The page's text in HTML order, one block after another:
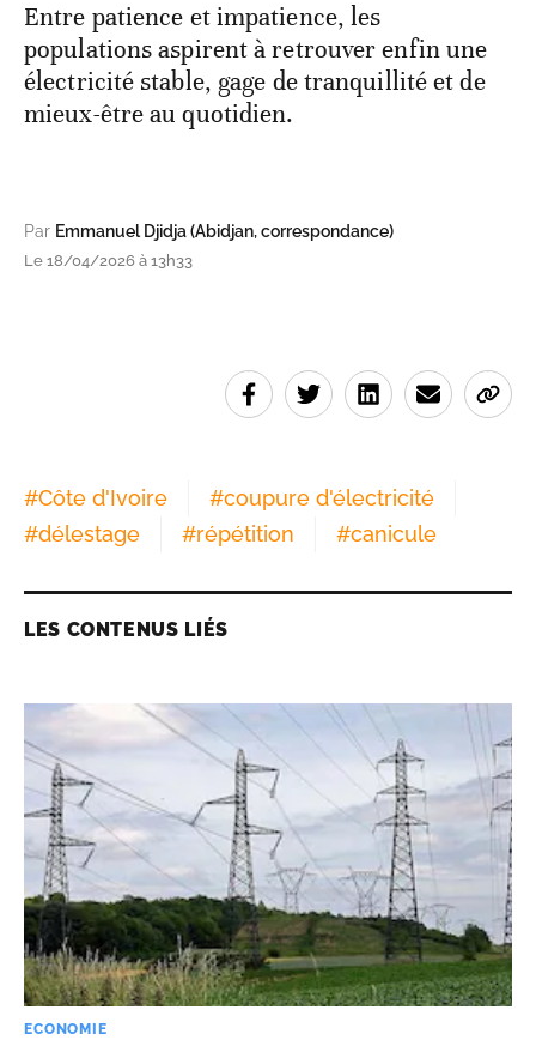
Entre patience et impatience, les
populations aspirent à retrouver enfin une
électricité stable, gage de tranquillité et de
mieux-être au quotidien.
Par Emmanuel Djidja (Abidjan, correspondance)
Le 18/04/2026 à 13h33
#Côte d'Ivoire #coupure d'électricité
#délestage #répétition #canicule
LES CONTENUS LIÉS
ECONOMIE